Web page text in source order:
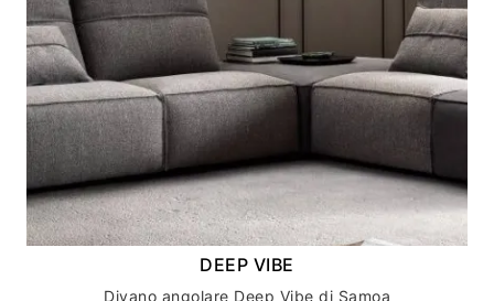
DEEP VIBE
Divano angolare Deep Vibe di Samoa